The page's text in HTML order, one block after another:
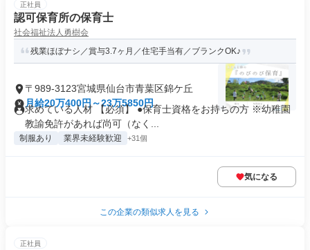
正社員
認可保育所の保育士
社会福祉法人勇樹会
残業ほぼナシ／賞与3.7ヶ月／住宅手当有／ブランクOK♪
〒989-3123宮城県仙台市青葉区錦ケ丘
月給20万400円～23万5850円
求めている人材 【必須】 ●保育士資格をお持ちの方 ※幼稚園
教諭免許があれば尚可（なく...
制服あり 業界未経験歓迎 +31個
気になる
この企業の類似求人を見る
正社員